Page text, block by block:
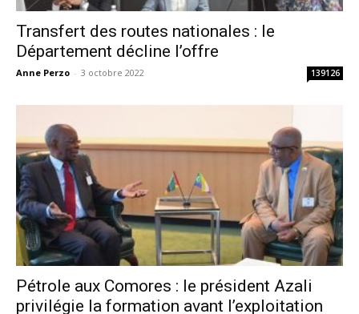
Transfert des routes nationales : le
Département décline l’offre
Anne Perzo - 3 octobre 2022 139126
Pétrole aux Comores : le président Azali
privilégie la formation avant l’exploitation